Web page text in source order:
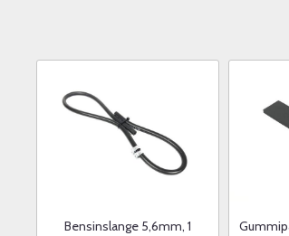
Bensinslange 5,6mm, 1